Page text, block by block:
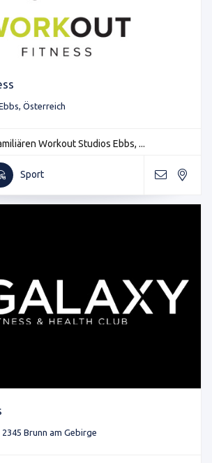
Österreich
Workout Studios Ebbs, ...
Sport
Brunn am Gebirge